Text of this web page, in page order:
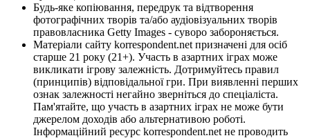
Будь-яке копіювання, передрук та відтворення
фотографічних творів та/або аудіовізуальних творів
правовласника Getty Images - суворо забороняється.
Матеріали сайту korrespondent.net призначені для осіб
старше 21 року (21+). Участь в азартних іграх може
викликати ігрову залежність. Дотримуйтесь правил
(принципів) відповідальної гри. При виявленні перших
ознак залежності негайно зверніться до спеціаліста.
Пам'ятайте, що участь в азартних іграх не може бути
джерелом доходів або альтернативою роботі.
Інформаційний ресурс korrespondent.net не проводить